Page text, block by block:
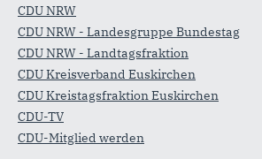
CDU NRW
CDU NRW - Landesgruppe Bundestag
CDU NRW - Landtagsfraktion
CDU Kreisverband Euskirchen
CDU Kreistagsfraktion Euskirchen
CDU-TV
CDU-Mitglied werden